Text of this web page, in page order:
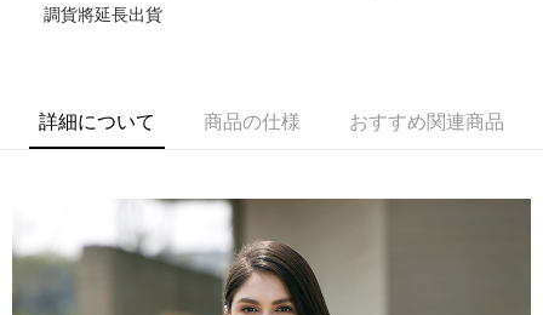
玉山商業銀行
元大商業銀行
HSBC(台湾)商業銀行
台新國際商業銀行
中国信託商業銀行
JKOPAY
Google Pay
AFTEE代金後払い
一、 AFTEE代金後払いについて
1.お支払い方法でAFTEE代金後払いを選択すると、携帯電話認証ウィンド
調貨將延長出貨
詳細について 商品の仕様 おすすめ関連商品